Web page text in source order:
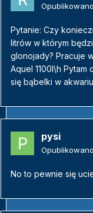
Opublikowano
Pytanie: Czy
litrów w którym
glonojady? Pracuje
Aquel 1100l\h
się bąbelki w
pysi
Opublikowano
No to pewnie się